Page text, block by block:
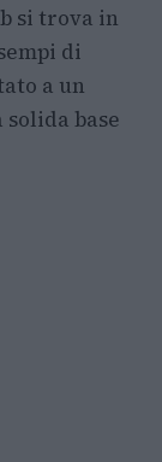
si trova in
di
a un
base